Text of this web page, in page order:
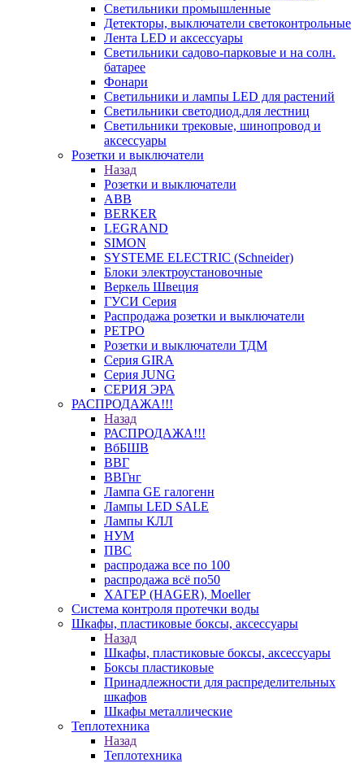
Светильники промышленные
Детекторы, выключатели светоконтрольные
Лента LED и аксессуары
Светильники садово-парковые и на солн.
батарее
Фонари
Светильники и лампы LED для растений
Светильники светодиод.для лестниц
Светильники трековые, шинопровод и
аксессуары
Розетки и выключатели
Назад
Розетки и выключатели
ABB
BERKER
LEGRAND
SIMON
SYSTEME ELECTRIC (Schneider)
Блоки электроустановочные
Веркель Швеция
ГУСИ Серия
Распродажа розетки и выключатели
РЕТРО
Розетки и выключатели ТДМ
Серия GIRA
Серия JUNG
СЕРИЯ ЭРА
РАСПРОДАЖА!!!
Назад
РАСПРОДАЖА!!!
ВбБШВ
ВВГ
ВВГнг
Лампа GE галогенн
Лампы LED SALE
Лампы КЛЛ
НУМ
ПВС
распродажа все по 100
распродажа всё по50
ХАГЕР (HAGER), Moeller
Система контроля протечки воды
Шкафы, пластиковые боксы, аксессуары
Назад
Шкафы, пластиковые боксы, аксессуары
Боксы пластиковые
Принадлежности для распределительных
шкафов
Шкафы металлические
Теплотехника
Назад
Теплотехника